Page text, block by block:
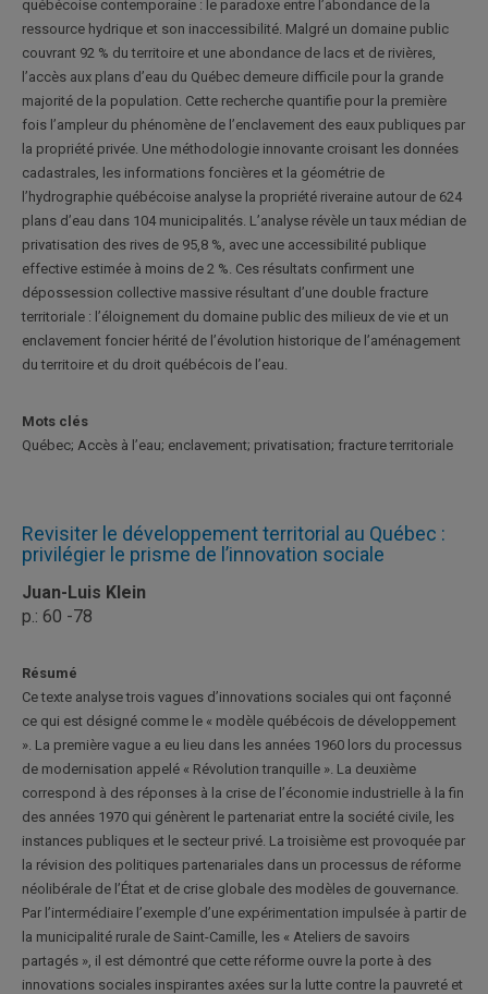
québécoise contemporaine : le paradoxe entre l’abondance de la
ressource hydrique et son inaccessibilité. Malgré un domaine public
couvrant 92 % du territoire et une abondance de lacs et de rivières,
l’accès aux plans d’eau du Québec demeure difficile pour la grande
majorité de la population. Cette recherche quantifie pour la première
fois l’ampleur du phénomène de l’enclavement des eaux publiques par
la propriété privée. Une méthodologie innovante croisant les données
cadastrales, les informations foncières et la géométrie de
l’hydrographie québécoise analyse la propriété riveraine autour de 624
plans d’eau dans 104 municipalités. L’analyse révèle un taux médian de
privatisation des rives de 95,8 %, avec une accessibilité publique
effective estimée à moins de 2 %. Ces résultats confirment une
dépossession collective massive résultant d’une double fracture
territoriale : l’éloignement du domaine public des milieux de vie et un
enclavement foncier hérité de l’évolution historique de l’aménagement
du territoire et du droit québécois de l’eau.
Mots clés
Québec; Accès à l’eau; enclavement; privatisation; fracture territoriale
Revisiter le développement territorial au Québec :
privilégier le prisme de l’innovation sociale
Juan-Luis Klein
p.: 60 -78
Résumé
Ce texte analyse trois vagues d’innovations sociales qui ont façonné
ce qui est désigné comme le « modèle québécois de développement
». La première vague a eu lieu dans les années 1960 lors du processus
de modernisation appelé « Révolution tranquille ». La deuxième
correspond à des réponses à la crise de l’économie industrielle à la fin
des années 1970 qui génèrent le partenariat entre la société civile, les
instances publiques et le secteur privé. La troisième est provoquée par
la révision des politiques partenariales dans un processus de réforme
néolibérale de l’État et de crise globale des modèles de gouvernance.
Par l’intermédiaire l’exemple d’une expérimentation impulsée à partir de
la municipalité rurale de Saint-Camille, les « Ateliers de savoirs
partagés », il est démontré que cette réforme ouvre la porte à des
innovations sociales inspirantes axées sur la lutte contre la pauvreté et